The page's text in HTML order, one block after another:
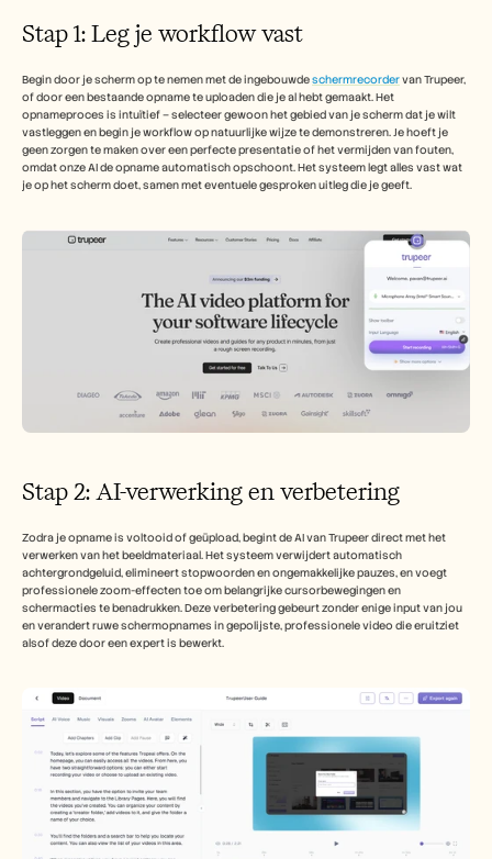
Stap 1: Leg je workflow vast
Begin door je scherm op te nemen met de ingebouwde schermrecorder van Trupeer,
of door een bestaande opname te uploaden die je al hebt gemaakt. Het
opnameproces is intuïtief – selecteer gewoon het gebied van je scherm dat je wilt
vastleggen en begin je workflow op natuurlijke wijze te demonstreren. Je hoeft je
geen zorgen te maken over een perfecte presentatie of het vermijden van fouten,
omdat onze AI de opname automatisch opschoont. Het systeem legt alles vast wat
je op het scherm doet, samen met eventuele gesproken uitleg die je geeft.
Stap 2: AI-verwerking en verbetering
Zodra je opname is voltooid of geüpload, begint de AI van Trupeer direct met het
verwerken van het beeldmateriaal. Het systeem verwijdert automatisch
achtergrondgeluid, elimineert stopwoorden en ongemakkelijke pauzes, en voegt
professionele zoom-effecten toe om belangrijke cursorbewegingen en
schermacties te benadrukken. Deze verbetering gebeurt zonder enige input van jou
en verandert ruwe schermopnames in gepolijste, professionele video die eruitziet
alsof deze door een expert is bewerkt.